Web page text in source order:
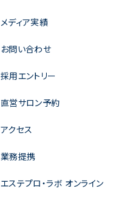
メディア実績
お問い合わせ
採用エントリー
直営サロン予約
アクセス
業務提携
エステプロ・ラボ オンライン